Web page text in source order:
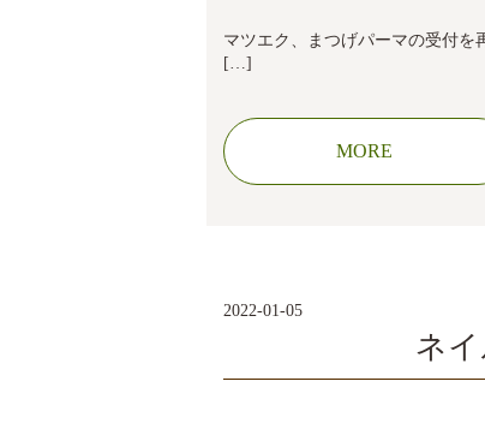
マツエク、まつげパーマの受付を
[…]
MORE
2022-01-05
ネ